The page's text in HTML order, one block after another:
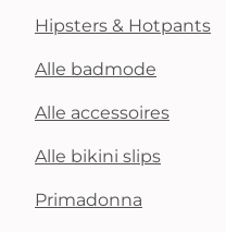
Hipsters & Hotpants
Alle badmode
Alle accessoires
Alle bikini slips
Primadonna